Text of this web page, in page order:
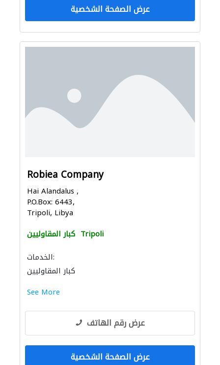
عرض الصفحة الشخصية
Robiea Company
Hai Alandalus ,
P.O.Box: 6443,
Tripoli, Libya
كبار المقاوليين Tripoli
الخدمات:
كبار المقاوليين
See More
عرض رقم الهاتف
عرض الصفحة الشخصية